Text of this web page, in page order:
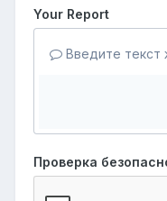
Your Report
Введите текст
Проверка